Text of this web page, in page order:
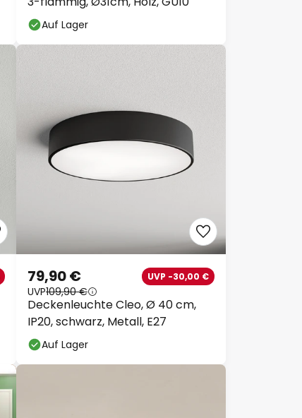
Auf Lager
Deckenleuchte Cleo, Ø 40 cm,
IP20, schwarz, Metall, E27
79,90 € UVP -30,00 €
UVP109,90 €
Auf Lager